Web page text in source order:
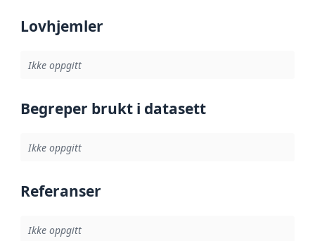
Lovhjemler
Ikke oppgitt
Begreper brukt i datasett
Ikke oppgitt
Referanser
Ikke oppgitt